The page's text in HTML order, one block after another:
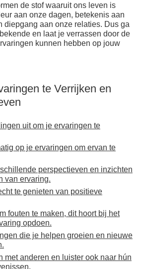
de stof waaruit ons leven is
aan onze dagen, betekenis aan
diepgang aan onze relaties. Dus ga
en laat je verrassen door de
kunnen hebben op jouw
te Verrijken en
uit om je ervaringen te
op je ervaringen om ervan te
perspectieven en inzichten
van ervaring.
te genieten van positieve
fouten te maken, dit hoort bij het
opdoen.
die je helpen groeien en nieuwe
met anderen en luister ook naar hún